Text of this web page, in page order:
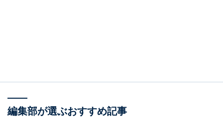
編集部が選ぶおすすめ記事